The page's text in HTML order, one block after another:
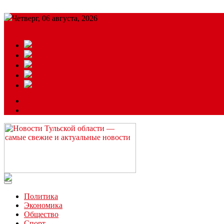
Четверг, 06 августа, 2026
Читайте последние новости дня в Тульской области на сайте
Политика
Экономика
Общество